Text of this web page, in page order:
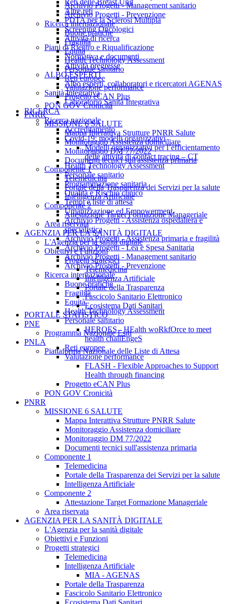
Archivio Progetti - Management sanitario
Archivio Progetti - Prevenzione
Ricerca internazionale
Buone pratiche
Fragilità
Equità
Health Technology Assessment
Personale sanitario
Reti europee
Valutazione performance
Progetto eCAN Plus
PON GOV Cronicità
PNRR
MISSIONE 6 SALUTE
Mappa Interattiva Strutture PNRR Salute
Monitoraggio Assistenza domiciliare
Monitoraggio DM 77/2022
Documenti tecnici sull'assistenza primaria
Componente 1
Telemedicina
Portale della Trasparenza dei Servizi per la salute
Intelligenza Artificiale
Componente 2
Attestazione Target Formazione Manageriale
Area riservata
AGENZIA PER LA SANITÀ DIGITALE
L'Agenzia per la sanità digitale
Obiettivi e Funzioni
Progetti strategici
Telemedicina
Intelligenza Artificiale
Portale della Trasparenza
Fascicolo Sanitario Elettronico
Ecosistema Dati Sanitari
PORTALE STATISTICO
PNE
Programma Nazionale Esiti
PNLA
Piattaforma Nazionale delle Liste di Attesa
Altre reti
PDTA per la Sclerosi Multipla
Screening Oncologici
Attività di ricerca
Piani di Rientro e Riqualificazione
Normativa e documenti
Attività pregresse
ALBO ESPERTI
Albo esperti, collaboratori e ricercatori AGENAS
Sanità Integrativa
Laboratorio Sanità Integrativa
RICERCA
Ricerca nazionale
Accreditamento
Covid-19: modelli organizzativi
Modelli organizzativi per l’efficientamento
delle attività di contact tracing – CT
Health Technology Assessment
Personale sanitario
Programmazione sanitaria
Qualità e Rischio clinico
Tempi e liste di attesa
Umanizzazione ed Empowerment
Archivio Progetti - Assistenza ospedaliera e
specialistica
Archivio Progetti - Assistenza primaria e fragilità
Archivio Progetti - Lea e Spesa Sanitaria
Archivio Progetti - Management sanitario
Archivio Progetti - Prevenzione
Ricerca internazionale
Buone pratiche
Fragilità
Equità
Health Technology Assessment
Personale sanitario
HEROES - HEalth woRkfOrce to meet
health challEngeS
Reti europee
Valutazione performance
FLASH - Flexible Approaches to Support
Health through financing
Progetto eCAN Plus
PON GOV Cronicità
PNRR
MISSIONE 6 SALUTE
Mappa Interattiva Strutture PNRR Salute
Monitoraggio Assistenza domiciliare
Monitoraggio DM 77/2022
Documenti tecnici sull'assistenza primaria
Componente 1
Telemedicina
Portale della Trasparenza dei Servizi per la salute
Intelligenza Artificiale
Componente 2
Attestazione Target Formazione Manageriale
Area riservata
AGENZIA PER LA SANITÀ DIGITALE
L'Agenzia per la sanità digitale
Obiettivi e Funzioni
Progetti strategici
Telemedicina
Intelligenza Artificiale
MIA - AGENAS
Portale della Trasparenza
Fascicolo Sanitario Elettronico
Ecosistema Dati Sanitari